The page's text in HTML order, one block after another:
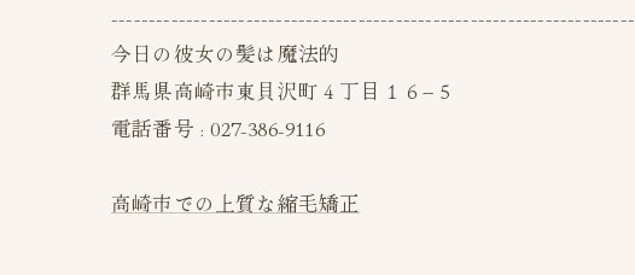
----------------------------------------------------------------------
今日の彼女の髪は魔法的
群馬県高崎市東貝沢町４丁目１６−５
電話番号 : 027-386-9116
高崎市での上質な縮毛矯正